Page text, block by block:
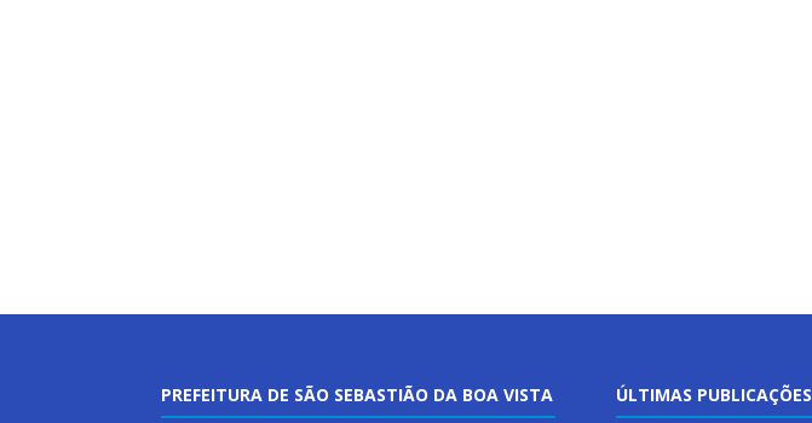
PREFEITURA DE SÃO SEBASTIÃO DA BOA VISTA ÚLTIMAS PUBLICAÇÕES